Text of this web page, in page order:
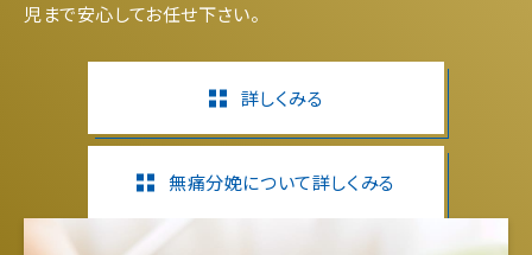
児まで安心してお任せ下さい。
詳しくみる
無痛分娩について詳しくみる